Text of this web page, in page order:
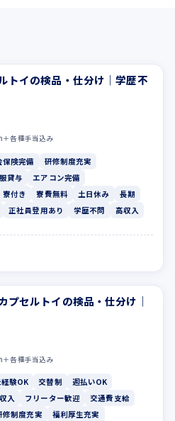
トイの検品・仕分け｜学歴不
＋各種手当込み
保険完備
研修制度充実
貸与
エアコン完備
寮付き 寮費無料 土日休み
長期
正社員登用あり 学歴不問
高収入
プセルトイの検品・仕分け｜
＋各種手当込み
験OK 交替制
週払いOK
入 フリーター歓迎
交通費支給
修制度充実
福利厚生充実